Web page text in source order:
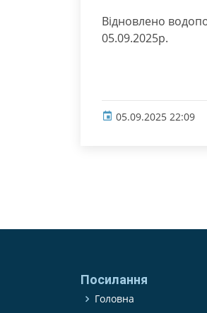
Відновлено
05.09.2025р.
05.09.2025 22:09
Посилання
Головна